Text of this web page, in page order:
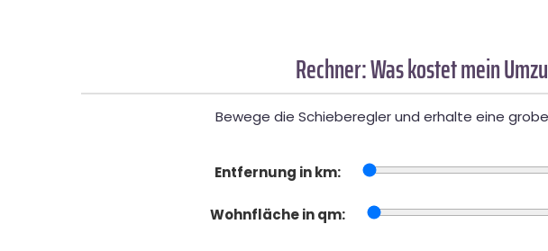
Rechner: Was kostet mein
Bewege die Schieberegler und erhalte eine
Entfernung in km:
Wohnfläche in qm: